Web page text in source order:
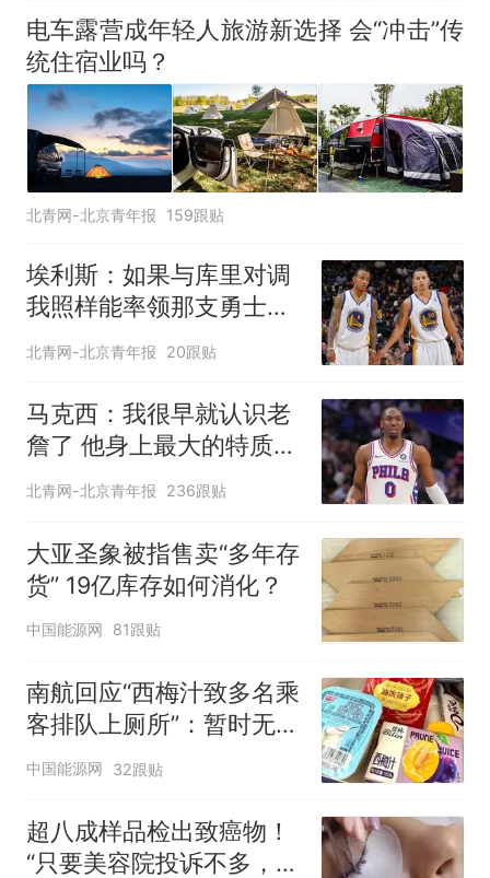
电车露营成年轻人旅游新选择 会“冲击”传
统住宿业吗？
北青网-北京青年报 159跟贴
埃利斯：如果与库里对调
我照样能率领那支勇士取
得现在的成就
北青网-北京青年报 20跟贴
马克西：我很早就认识老
詹了 他身上最大的特质就
是谦逊
北青网-北京青年报 236跟贴
大亚圣象被指售卖“多年存
货” 19亿库存如何消化？
中国能源网 81跟贴
南航回应“西梅汁致多名乘
客排队上厕所”：暂时无法
核查是否发放西梅汁
中国能源网 32跟贴
超八成样品检出致癌物！
“只要美容院投诉不多，店